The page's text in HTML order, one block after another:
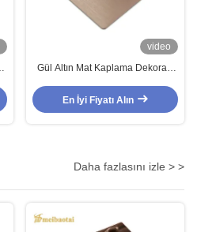
video
Gül Altın Mat Kaplama Dekoratif
0.65mm Kalınlık PVD Kaplamalı
En İyi Fiyatı Alın
Daha fazlasını izle > >